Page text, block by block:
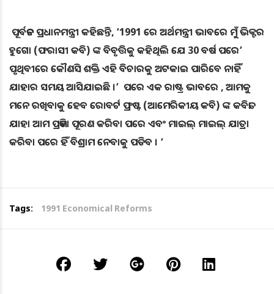
ପୂର୍ବତନ ପ୍ରଧାନମନ୍ତ୍ରୀ କହିଛନ୍ତି, ‘1991 ରେ ଅର୍ଥମନ୍ତ୍ରୀ ଭାବରେ ମୁଁ ଭିକ୍ଟର
ହୁଗୋ (ଫରାସୀ କବି) ଙ୍କ ବିବୃତ୍ତିକୁ କହିଥିଲି ଯେ 30 ବର୍ଷ ପରେ’
ପୃଥିବୀରେ କୌଣସି ଶକ୍ତି ଏହି ବିଚାରକୁ ଅଟକାଇ ପାରିବେ ନାହିଁ
ଯାହାର ସମୟ ଆସିଯାଇଛି ।’ ପରେ ଏକ ରାଷ୍ଟ୍ର ଭାବରେ , ଆମକୁ
ମନେ ରଖିବାକୁ ହେବ ରୋବର୍ଟ ଫ୍ରଷ୍ଟ (ଆମେରିକୀୟ କବି) ଙ୍କ କବିତା
ଯାହା ଆମ ପ୍ରତିଜ୍ଞା ପୂରଣ କରିବା ପରେ ଏବଂ ମାଇଲ୍ ମାଇଲ୍ ଯାତ୍ରା
କରିବା ପରେ ହିଁ ବିଶ୍ରାମ ନେବାକୁ ପଡିବ । ‘
Tags: 1991 Economical Reforms